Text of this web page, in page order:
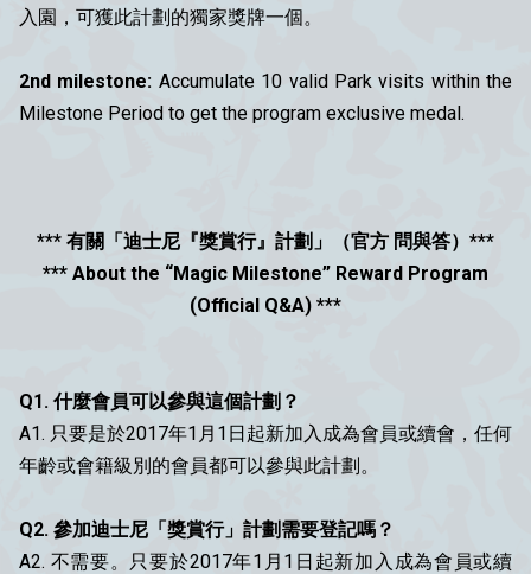
入園，可獲此計劃的獨家獎牌一個。
2nd milestone: Accumulate 10 valid Park visits within the
Milestone Period to get the program exclusive medal.
*** 有關「迪士尼『獎賞行』計劃」（官方 問與答）***
*** About the “Magic Milestone” Reward Program
(Official Q&A) ***
Q1. 什麼會員可以參與這個計劃？
A1. 只要是於2017年1月1日起新加入成為會員或續會，任何
年齡或會籍級別的會員都可以參與此計劃。
Q2. 參加迪士尼「獎賞行」計劃需要登記嗎？
A2. 不需要。只要於2017年1月1日起新加入成為會員或續